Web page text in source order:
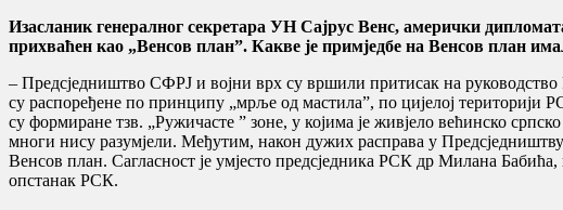
Изасланик генералног секретара УН Сајрус Венс, амерички
прихваћен као „Венсов план”. Какве је примједбе на Венсов план
– Предсједништво СФРЈ и војни врх су вршили притисак на
су распоређене по принципу „мрље од мастила”, по цијелој
су формиране тзв. „Ружичасте ” зоне, у којима је живјело већинско
многи нису разумјели. Међутим, након дужих расправа у
Венсов план. Сагласност је умјесто предсједника РСК др Милана
опстанак РСК.